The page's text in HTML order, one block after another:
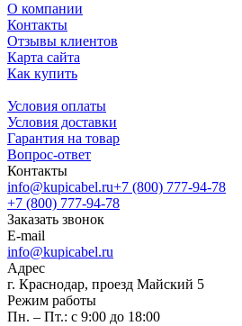
О компании
Контакты
Отзывы клиентов
Карта сайта
Как купить
Условия оплаты
Условия доставки
Гарантия на товар
Вопрос-ответ
Контакты
info@kupicabel.ru+7 (800) 777-94-78
+7 (800) 777-94-78
Заказать звонок
E-mail
info@kupicabel.ru
Адрес
г. Краснодар, проезд Майский 5
Режим работы
Пн. – Пт.: с 9:00 до 18:00